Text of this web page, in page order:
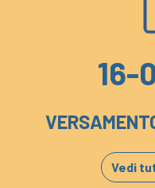
16-
Vedi